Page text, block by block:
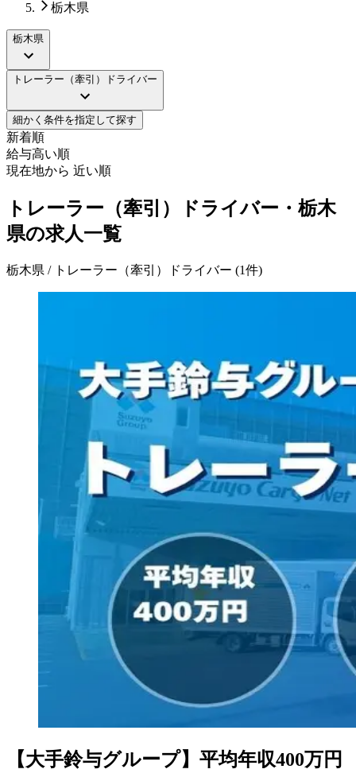
栃木県
栃木県
トレーラー（牽引）ドライバー
細かく条件を指定して探す
新着順
給与高い順
現在地から 近い順
トレーラー（牽引）ドライバー・栃木
県の求人一覧
栃木県 / トレーラー（牽引）ドライバー (1件)
【大手鈴与グループ】平均年収400万円